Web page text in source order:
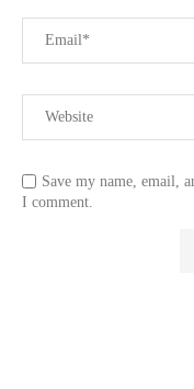
Save my name, email,
I comment.